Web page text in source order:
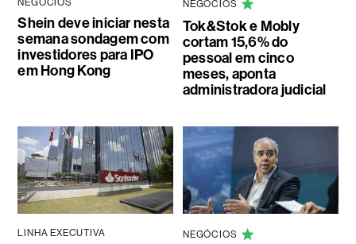
NEGÓCIOS
Shein deve iniciar nesta
semana sondagem com
investidores para IPO
em Hong Kong
NEGÓCIOS
Tok&Stok e Mobly
cortam 15,6% do
pessoal em cinco
meses, aponta
administradora judicial
LINHA EXECUTIVA NEGÓCIOS